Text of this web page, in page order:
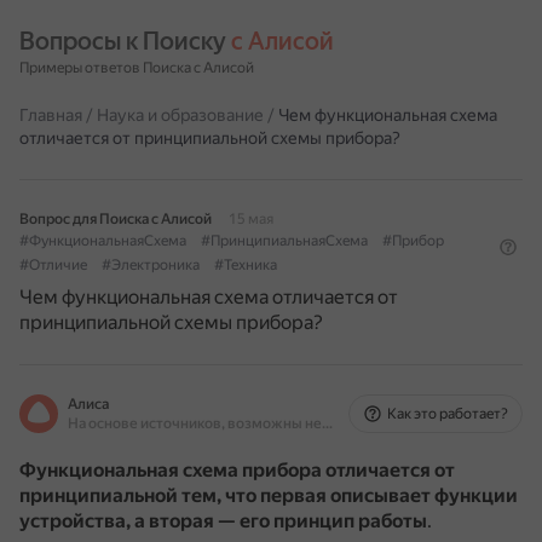
Вопросы к Поиску с Алисой
Примеры ответов Поиска с Алисой
Главная / Наука и образование / Чем функциональная схема
отличается от принципиальной схемы прибора?
Вопрос для Поиска с Алисой
15 мая
#ФункциональнаяСхема
#ПринципиальнаяСхема
#Прибор
#Отличие
#Электроника #Техника
Чем функциональная схема отличается от
принципиальной схемы прибора?
Алиса
На основе источников, возможны неточности
Как это работает?
Функциональная схема прибора отличается от
принципиальной тем, что первая описывает функции
устройства, а вторая — его принцип работы.